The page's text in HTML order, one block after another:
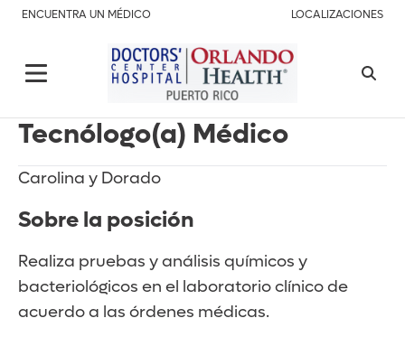
ENCUENTRA UN MÉDICO LOCALIZACIONES
Tecnólogo(a) Médico
Carolina y Dorado
Sobre la posición
Realiza pruebas y análisis químicos y
bacteriológicos en el laboratorio clínico de
acuerdo a las órdenes médicas.